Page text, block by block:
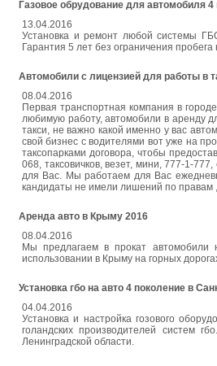
Газовое обрудование для автомобиля 4
13.04.2016
Установка и ремонт любой системы
Гарантия 5 лет без ограничения
Автомобили с лицензией для работы в
08.04.2016
Первая транспортная компания в
любимую работу, автомобили в аренду
такси, не важно какой именно у вас
свой бизнес с водителями вот уже на
таксопарками договора, чтобы
068, таксовичков, везет, мини, 777-1-
для Вас. Мы работаем для Вас
кандидаты не имели лишений по правам
Аренда авто в Крыму 2016
08.04.2016
Мы предлагаем в прокат автомобили
использовании в Крыму на горных
Установка гбо на авто 4 поколение в
04.04.2016
Установка и настройка гозового
голандских производителей систем
Ленинградской области.